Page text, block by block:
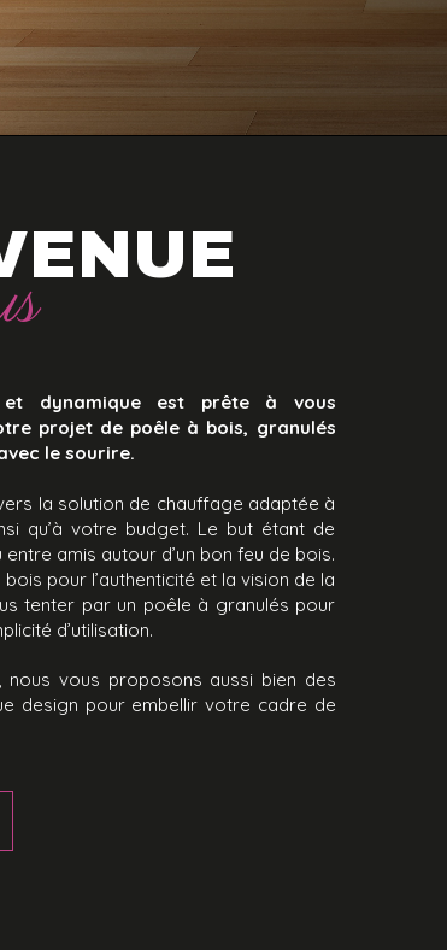
et dynamique est prête à vous
projet de poêle à bois, granulés
le sourire.
la solution de chauffage adaptée à
qu’à votre budget. Le but étant de
amis autour d’un bon feu de bois.
pour l’authenticité et la vision de la
tenter par un poêle à granulés pour
d’utilisation.
, nous vous proposons aussi bien des
design pour embellir votre cadre de